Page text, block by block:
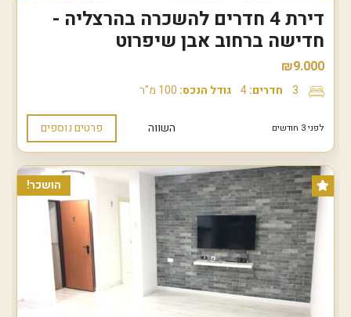
דירת 4 חדרים להשכרה בהרצליה -
חדישה ברחוב אבן שיפרוט
₪9.000
3 חדרים:4 גודל הנכס: 100 מ"ר
לפני 3 חודשים השווה פרטים נוספים
הושכר!